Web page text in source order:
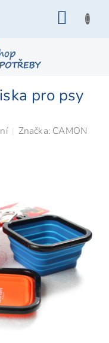
pro psy
Značka: CAMON